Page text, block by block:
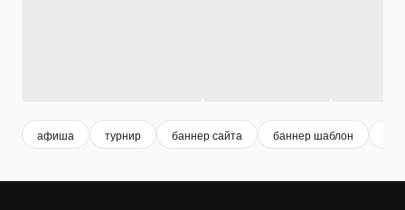
афиша турнир баннер сайта баннер шаблон